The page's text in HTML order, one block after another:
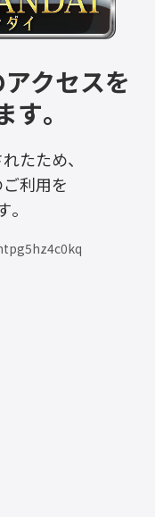
クセスを
。
たため、
利用を